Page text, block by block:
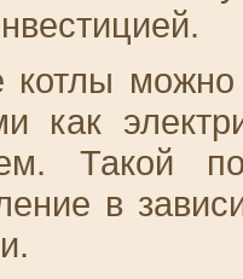
котлы
как
Такой
в